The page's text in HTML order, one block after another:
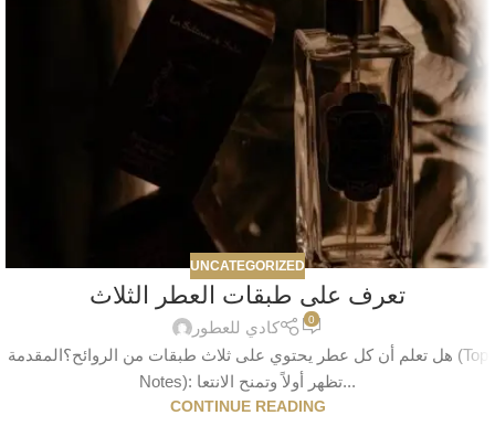
UNCATEGORIZED
تعرف على طبقات العطر الثلاث
كادي للعطور 0
هل تعلم أن كل عطر يحتوي على ثلاث طبقات من الروائح؟المقدمة (Top
Notes): تظهر أولاً وتمنح الانتعا...
CONTINUE READING